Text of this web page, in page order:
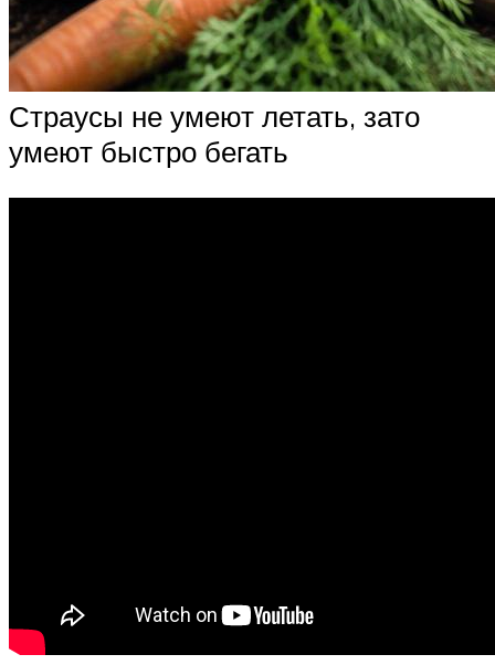
Страусы не умеют летать, зато
умеют быстро бегать